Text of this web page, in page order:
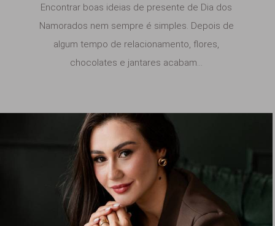
Encontrar boas ideias de presente de Dia dos
Namorados nem sempre é simples. Depois de
algum tempo de relacionamento, flores,
chocolates e jantares acabam...